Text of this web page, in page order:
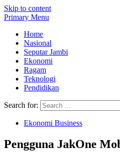
Skip to content
Primary Menu
Home
Nasional
Seputar Jambi
Ekonomi
Ragam
Teknologi
Pendidikan
Search for:
Ekonomi Business
Pengguna JakOne